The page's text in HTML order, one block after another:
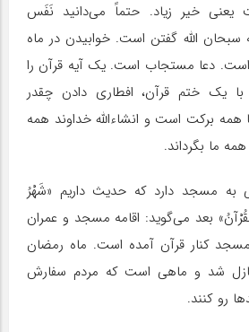
یعنی خیر زیاد. حتماً می‌دانید نَفَس
سبحان الله گفتن است. خوابیدن در ماه
است. دعا مستجاب است. یک آیه قرآن را
یک ختم قرآن، افطاری دادن چقدر
برکت است و انشاءالله خداوند همه
ما بگرداند.
مسجد دارد که حدیث داریم «شَهْرُ
بعد می‌گوید: اقامه مسجد و عمران
کنار قرآن آمده است. ماه رمضان
شد و ماهی است که مردم سفارش
رو کنند.